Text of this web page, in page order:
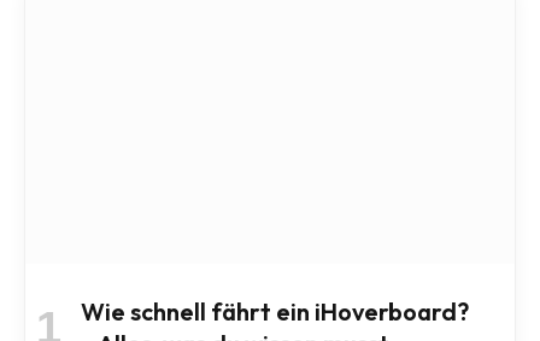
Wie schnell fährt ein iHoverboard?